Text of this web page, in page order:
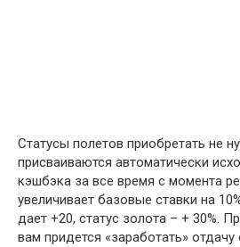
Статусы полетов приобретать не
присваиваются автоматически
кэшбэка за все время с момента
увеличивает базовые ставки на
дает +20, статус золота – + 30%.
вам придется «заработать» отдачу